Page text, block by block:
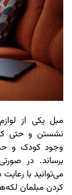
مبل یکی از
نشستن و حتی
وجود کودک و
برساند. در
می‌توانید با
کردن مبلمان